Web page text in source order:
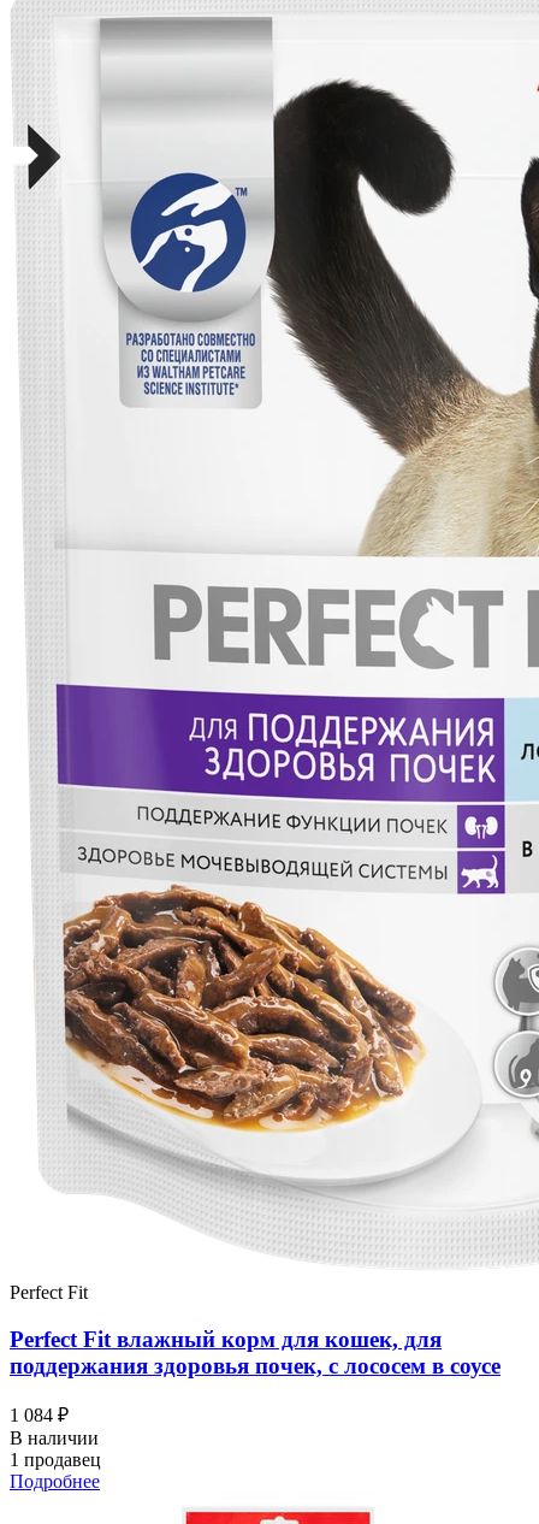
Perfect Fit
Perfect Fit влажный корм для кошек, для
поддержания здоровья почек, с лососем в соусе
1 084 ₽
В наличии
1 продавец
Подробнее